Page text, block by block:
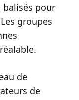
balisés pour
groupes
de
de